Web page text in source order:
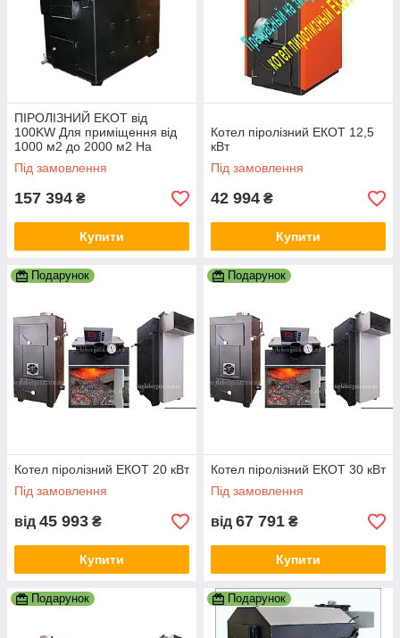
ПІРОЛІЗНИЙ EKOT від
100KW Для приміщення від
1000 м2 до 2000 м2 На
дровах і тріскі до 12 годин на
одному завантаженні
Під замовлення
157 394 ₴
Купити
Котел піролізний ЕКОТ 12,5
кВт
Під замовлення
42 994 ₴
Купити
Подарунок
Котел піролізний ЕКОТ 20 кВт
Під замовлення
від 45 993 ₴
Купити
Подарунок
Котел піролізний ЕКОТ 30 кВт
Під замовлення
від 67 791 ₴
Купити
Подарунок Подарунок